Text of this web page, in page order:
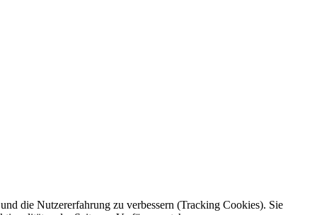
die Nutzererfahrung zu verbessern (Tracking Cookies). Sie